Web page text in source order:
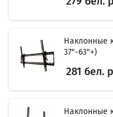
Наклонные
37"-63"+)
281 бел.
Наклонные